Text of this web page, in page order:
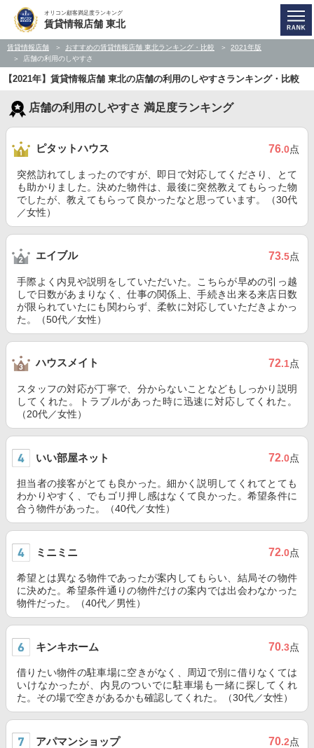
オリコン顧客満足度ランキング
賃貸情報店舗 東北
賃貸情報店舗 おすすめの賃貸情報店舗 東北ランキング・比較
2021年版
店舗の利用のしやすさ
【2021年】賃貸情報店舗 東北の店舗の利用のしやすさランキング・比較
店舗の利用のしやすさ 満足度ランキング
ピタットハウス 76.0点
突然訪れてしまったのですが、即日で対応してくださり、とて
も助かりました。決めた物件は、最後に突然教えてもらった物
でしたが、教えてもらって良かったなと思っています。（30代
／女性）
エイブル 73.5点
手際よく内見や説明をしていただいた。こちらが早めの引っ越
しで日数があまりなく、仕事の関係上、手続き出来る来店日数
が限られていたにも関わらず、柔軟に対応していただきよかっ
た。（50代／女性）
ハウスメイト 72.1点
スタッフの対応が丁寧で、分からないことなどもしっかり説明
してくれた。トラブルがあった時に迅速に対応してくれた。
（20代／女性）
いい部屋ネット 72.0点
担当者の接客がとても良かった。細かく説明してくれてとても
わかりやすく、でもゴリ押し感はなくて良かった。希望条件に
合う物件があった。（40代／女性）
ミニミニ 72.0点
希望とは異なる物件であったが案内してもらい、結局その物件
に決めた。希望条件通りの物件だけの案内では出会わなかった
物件だった。（40代／男性）
キンキホーム 70.3点
借りたい物件の駐車場に空きがなく、周辺で別に借りなくては
いけなかったが、内見のついでに駐車場も一緒に探してくれ
た。その場で空きがあるかも確認してくれた。（30代／女性）
アパマンショップ 70.2点